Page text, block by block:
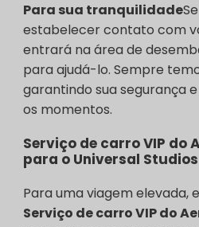
Para sua tranquilidade
estabelecer contato com
entrará na área de
para ajudá-lo. Sempre
garantindo sua segurança
os momentos.
Serviço de carro VIP do
para o Universal Studios
Para uma viagem elevada,
Serviço de carro VIP do